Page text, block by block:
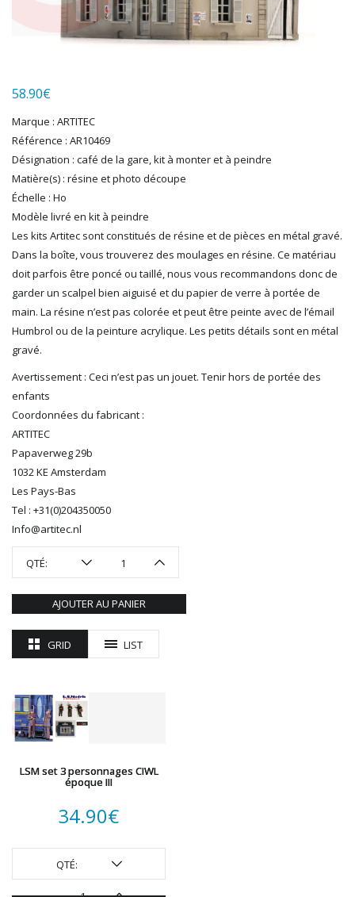
HUMBROL
ITALERI
LGB
MAKETTE
MARLKIN
MKD
NOREV
PIKO
PN SUD MODELISME
PREISER
PRINCE AUGUST
TAMIYA
TORTOISE
TRAINS OUEST
Trains-O-Matic
VIESSMANN
WOODLAND SCENICS
58.90€
Marque : ARTITEC
Référence : AR10469
Désignation : café de la gare, kit à monter et à peindre
Matière(s) : résine et photo découpe
Échelle : Ho
Modèle livré en kit à peindre
Les kits Artitec sont constitués de résine et de pièces en métal gravé.
Dans la boîte, vous trouverez des moulages en résine. Ce matériau
doit parfois être poncé ou taillé, nous vous recommandons donc de
garder un scalpel bien aiguisé et du papier de verre à portée de
main. La résine n’est pas colorée et peut être peinte avec de l’émail
Humbrol ou de la peinture acrylique. Les petits détails sont en métal
gravé.
Avertissement : Ceci n’est pas un jouet. Tenir hors de portée des
enfants
Coordonnées du fabricant :
ARTITEC
Papaverweg 29b
1032 KE Amsterdam
Les Pays-Bas
Tel : +31(0)204350050
Info@artitec.nl
QTÉ:
AJOUTER AU PANIER
GRID LIST
LSM set 3 personnages CIWL
époque III
34.90€
QTÉ: